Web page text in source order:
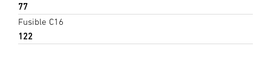
77
Fusible C16
122